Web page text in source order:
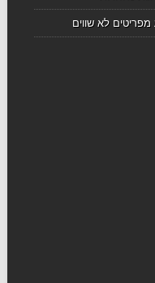
מפריטים לא שווים